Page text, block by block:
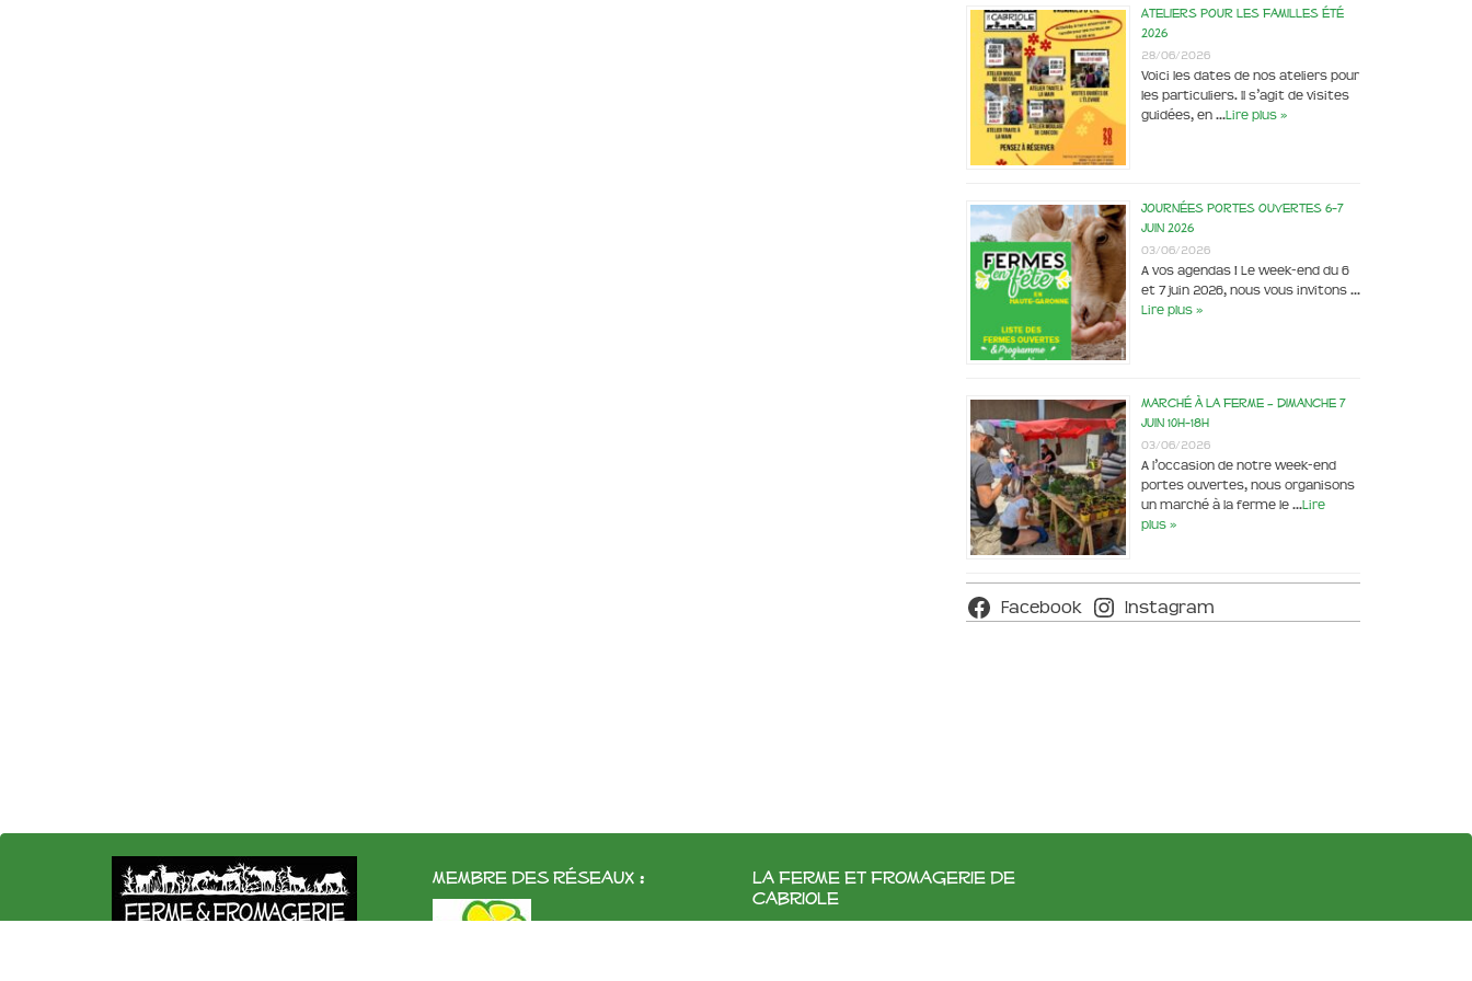
Ateliers pour les familles été
2026
28/06/2026
Voici les dates de nos ateliers pour
les particuliers. Il s’agit de visites
guidées, en …Lire plus »
Journées portes ouvertes 6-7
juin 2026
03/06/2026
A vos agendas ! Le week-end du 6
et 7 juin 2026, nous vous invitons …
Lire plus »
Marché à la ferme – dimanche 7
juin 10h-18h
03/06/2026
A l’occasion de notre week-end
portes ouvertes, nous organisons
un marché à la ferme le …Lire
plus »
Facebook Instagram
membre des réseaux :
La ferme et fromagerie de
cabriole